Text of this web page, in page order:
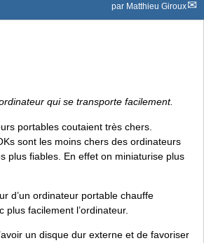
par Matthieu Giroux
qui se transporte facilement.
portables coutaient très chers.
sont les moins chers des ordinateurs
plus fiables. En effet on miniaturise plus
d’un ordinateur portable chauffe
plus facilement l’ordinateur.
un disque dur externe et de favoriser